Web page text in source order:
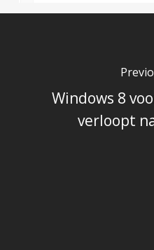
Windows 8
verloopt